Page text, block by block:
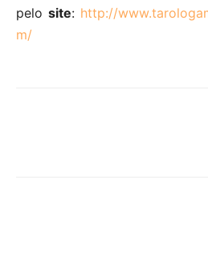
pelo site: http://
m/